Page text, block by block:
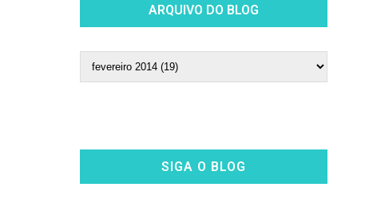
ARQUIVO DO BLOG
SIGA O BLOG